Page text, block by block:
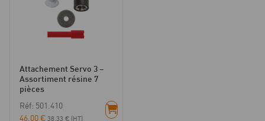
Attachement Servo 3 –
Assortiment résine 7
pièces
Réf: 501.410
46,00€ 38,33 € (HT)